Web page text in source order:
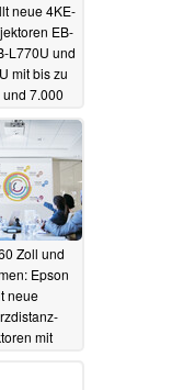
neue 4KE-
EB-
L770U und
mit bis zu
7.000
01.02.2023
Zoll und
Epson
neue
mit